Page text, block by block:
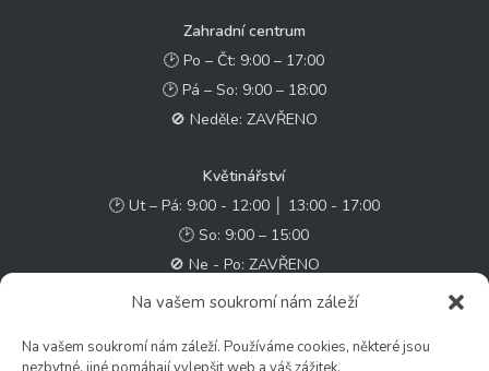
Na vašem soukromí nám záleží
Na vašem soukromí nám záleží. Používáme cookies, některé jsou
Zahradní centrum
🕑 Po – Čt: 9:00 – 17:00
🕑 Pá – So: 9:00 – 18:00
🚫 Neděle: ZAVŘENO
Květinářství
🕑 Ut – Pá: 9:00 - 12:00 │ 13:00 - 17:00
🕑 So: 9:00 – 15:00
🚫 Ne - Po: ZAVŘENO
✉️ e-shop@zcstrakovo.cz